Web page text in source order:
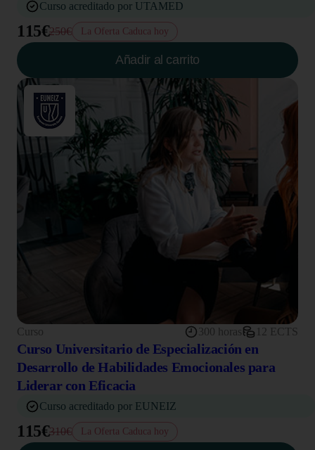
Curso acreditado por UTAMED
115€250€ La Oferta Caduca hoy
Añadir al carrito
Curso 300 horas 12 ECTS
Curso Universitario de Especialización en
Desarrollo de Habilidades Emocionales para
Liderar con Eficacia
Curso acreditado por EUNEIZ
115€310€ La Oferta Caduca hoy